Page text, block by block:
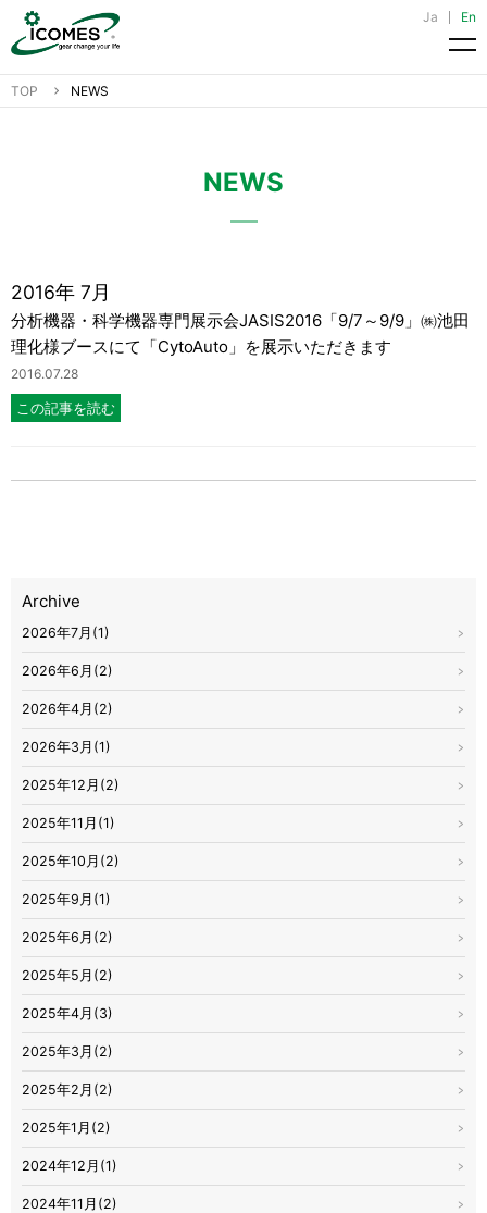
Ja En
メ
TOP NEWS
NEWS
2016年 7月
分析機器・科学機器専門展示会JASIS2016「9/7～9/9」㈱池田
理化様ブースにて「CytoAuto」を展示いただきます
2016.07.28
この記事を読む
Archive
2026年7月(1)
2026年6月(2)
2026年4月(2)
2026年3月(1)
2025年12月(2)
2025年11月(1)
2025年10月(2)
2025年9月(1)
2025年6月(2)
2025年5月(2)
2025年4月(3)
2025年3月(2)
2025年2月(2)
2025年1月(2)
2024年12月(1)
2024年11月(2)